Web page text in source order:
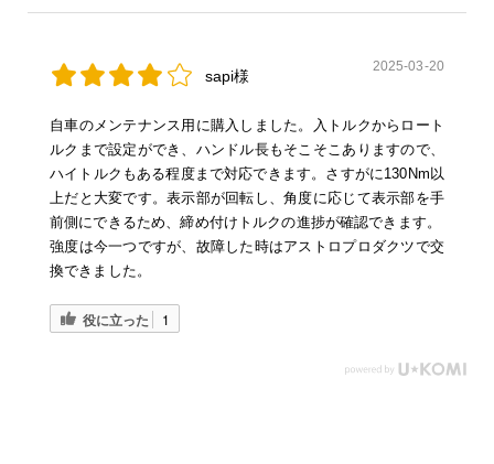
sapi様
2025-03-20
自車のメンテナンス用に購入しました。入トルクからロート
ルクまで設定ができ、ハンドル長もそこそこありますので、
ハイトルクもある程度まで対応できます。さすがに130Nm以
上だと大変です。表示部が回転し、角度に応じて表示部を手
前側にできるため、締め付けトルクの進捗が確認できます。
強度は今一つですが、故障した時はアストロプロダクツで交
換できました。
役に立った 1